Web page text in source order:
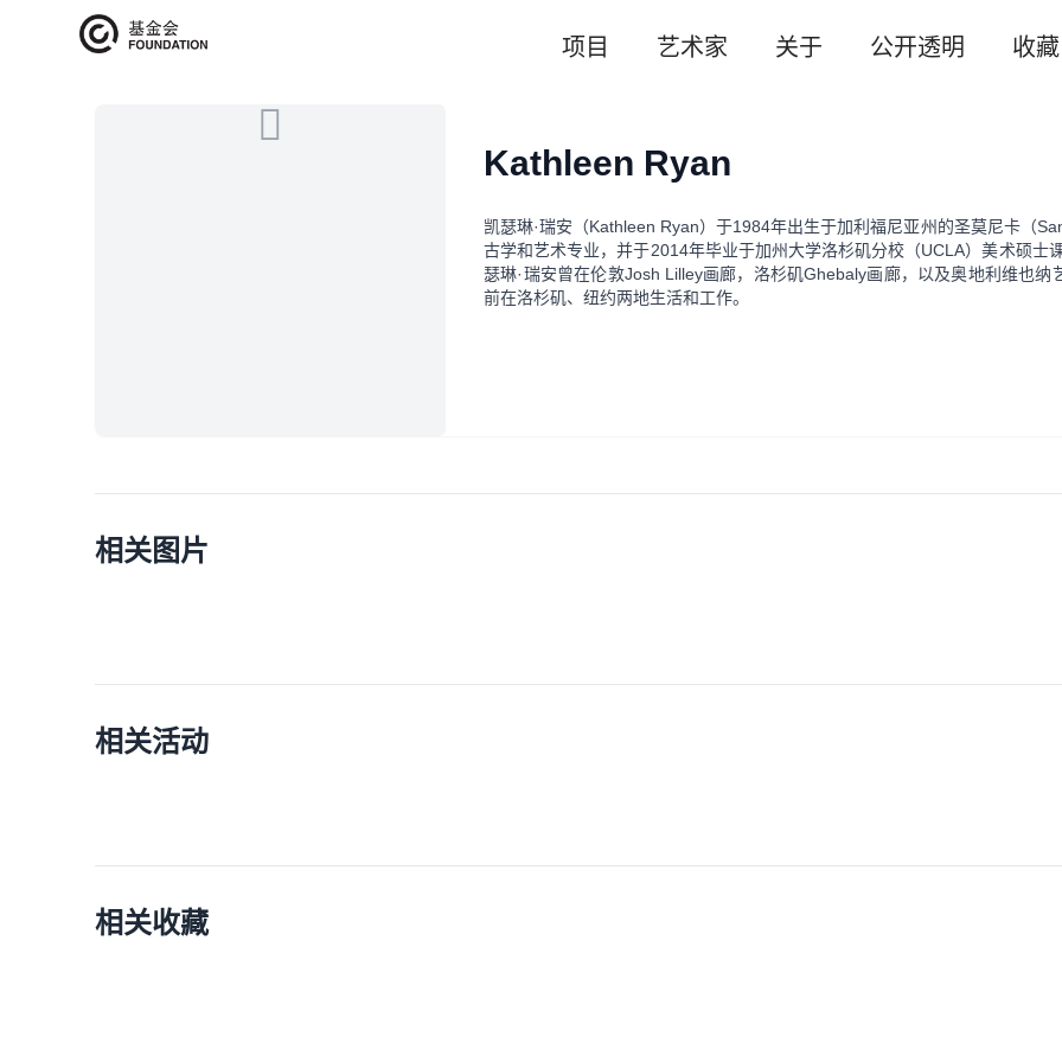
项目 艺术家 关于 公开透明 收藏
艺术家介绍
Kathleen Ryan
凯瑟琳·瑞安（Kathleen Ryan）于1984年出生于加利福尼亚州的圣莫尼卡（
古学和艺术专业，并于2014年毕业于加州大学洛杉矶分校（UCLA）美术硕士
瑟琳·瑞安曾在伦敦Josh Lilley画廊，洛杉矶Ghebaly画廊，以及奥地利维也纳
前在洛杉矶、纽约两地生活和工作。
相关图片
相关活动
相关收藏